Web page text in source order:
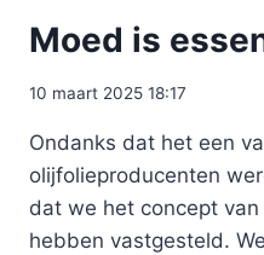
Moed is
10 maart 2025 18:17
Ondanks dat het een
olijfolieproducenten
dat we het concept van
hebben vastgesteld.